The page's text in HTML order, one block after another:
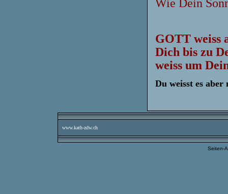
Wie Dein
GOTT weiss
Dich bis zu
weiss um
Du weisst es aber
www.kath-zdw.ch
Seiten-